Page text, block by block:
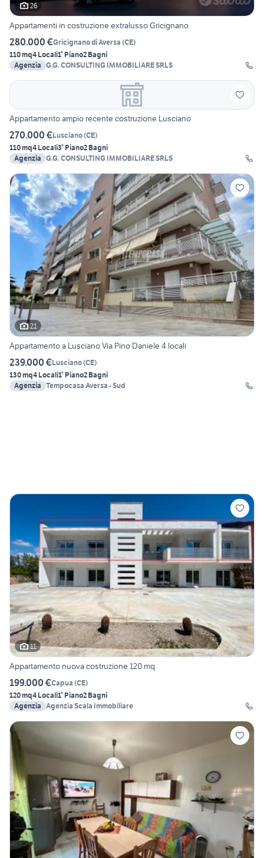
26
Appartamenti in costruzione extralusso Gricignano
280.000 €Gricignano di Aversa (CE)
110 mq4 Locali1° Piano2 Bagni
Agenzia G.G. CONSULTING IMMOBILIARE SRLS
Appartamento ampio recente costruzione Lusciano
270.000 €Lusciano(CE)
110 mq4 Locali3° Piano2 Bagni
Agenzia G.G. CONSULTING IMMOBILIARE SRLS
21
Appartamento a Lusciano Via Pino Daniele 4 locali
239.000 €Lusciano(CE)
130 mq4 Locali1° Piano2 Bagni
Agenzia Tempocasa Aversa - Sud
11
Appartamento nuova costruzione 120 mq
199.000 €Capua (CE)
120 mq4 Locali1° Piano2 Bagni
Agenzia Agenzia Scala Immobiliare